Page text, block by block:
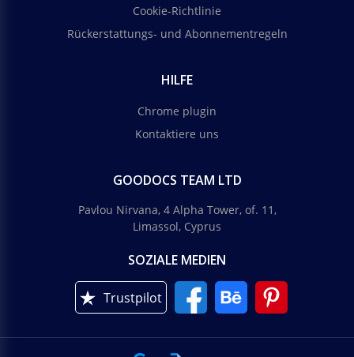
Cookie-Richtlinie
Rückerstattungs- und Abonnementregeln
HILFE
Chrome plugin
Kontaktiere uns
GOODOCS TEAM LTD
Pavlou Nirvana, 4 Alpha Tower, of. 11,
Limassol, Cyprus
SOZIALE MEDIEN
Trustpilot